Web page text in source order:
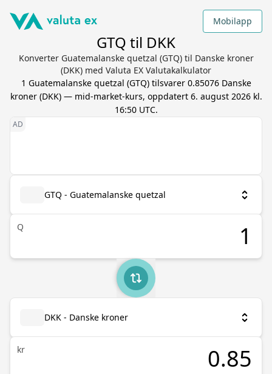
Mobilapp
GTQ til DKK
Konverter Guatemalanske quetzal (GTQ) til Danske kroner
(DKK) med Valuta EX Valutakalkulator
1 Guatemalanske quetzal (GTQ) tilsvarer 0.85076 Danske
kroner(DKK) — mid-market-kurs, oppdatert 6. august 2026 kl.
16:50 UTC.
GTQ - Guatemalanske quetzal
Q
DKK - Danske kroner
kr